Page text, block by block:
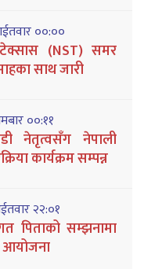
००:००
(NST) समर
साथ जारी
००:११
नेतृत्वसँग नेपाली
कार्यक्रम सम्पन्न
२२:०१
पिताको सम्झनामा
आयोजना